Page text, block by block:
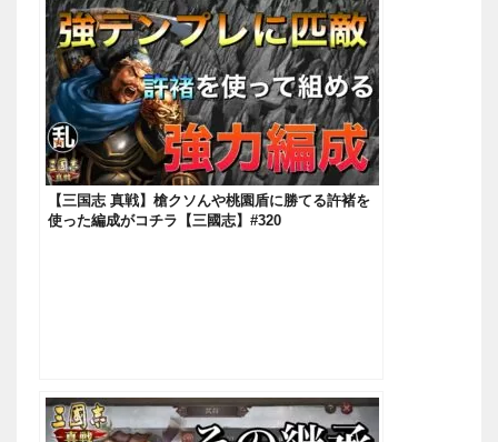
【三国志 真戦】槍クソんや桃園盾に勝てる許褚を
使った編成がコチラ【三國志】#320